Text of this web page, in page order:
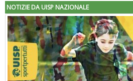
NOTIZIE DA UISP NAZIONALE